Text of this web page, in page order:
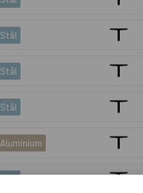
Stål
Stål
Stål
Aluminium
Stål